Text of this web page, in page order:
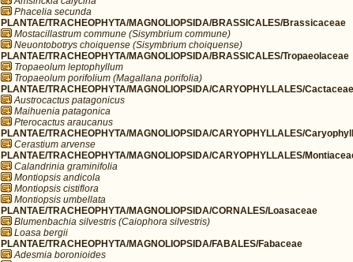
Phacelia secunda
PLANTAE/TRACHEOPHYTA/MAGNOLIOPSIDA/BRASSICALES/Brassicaceae
Mostacillastrum commune (Sisymbrium commune)
Neuontobotrys choiquense (Sisymbrium choiquense)
PLANTAE/TRACHEOPHYTA/MAGNOLIOPSIDA/BRASSICALES/Tropaeolaceae
Tropaeolum leptophyllum
Tropaeolum porifolium (Magallana porifolia)
PLANTAE/TRACHEOPHYTA/MAGNOLIOPSIDA/CARYOPHYLLALES/Cactaceae
Austrocactus patagonicus
Maihuenia patagonica
Pterocactus araucanus
PLANTAE/TRACHEOPHYTA/MAGNOLIOPSIDA/CARYOPHYLLALES/
Cerastium arvense
PLANTAE/TRACHEOPHYTA/MAGNOLIOPSIDA/CARYOPHYLLALES/
Calandrinia graminifolia
Montiopsis andicola
Montiopsis cistiflora
Montiopsis umbellata
PLANTAE/TRACHEOPHYTA/MAGNOLIOPSIDA/CORNALES/Loasaceae
Blumenbachia silvestris (Caiophora silvestris)
Loasa bergii
PLANTAE/TRACHEOPHYTA/MAGNOLIOPSIDA/FABALES/Fabaceae
Adesmia boronioides